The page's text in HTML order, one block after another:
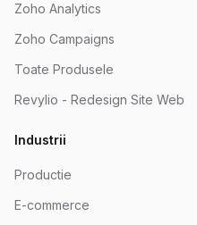
Zoho Analytics
Zoho Campaigns
Toate Produsele
Revylio - Redesign Site Web
Industrii
Productie
E-commerce